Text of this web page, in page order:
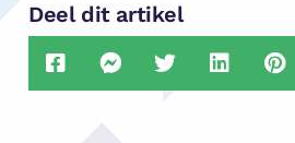
Deel dit artikel
Delen Delen Delen Delen